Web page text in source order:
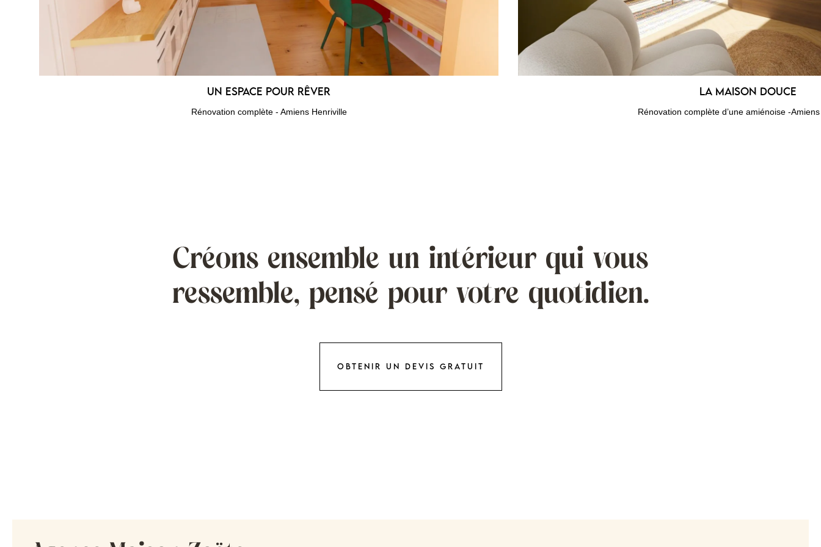
Un espace pour rêver
Rénovation complète - Amiens Henriville
La maison douce
Rénovation complète d’une amiénoise -
Créons ensemble un intérieur qui vous
ressemble, pensé pour votre quotidien.
Obtenir un devis gratuit